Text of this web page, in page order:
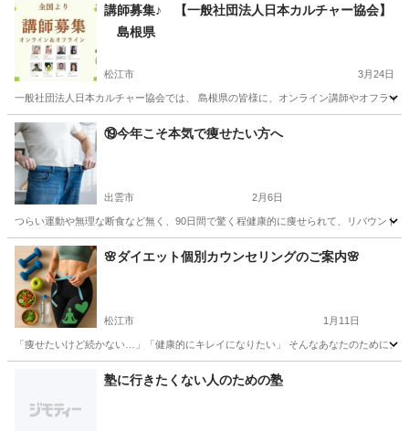
講師募集♪ 【一般社団法人日本カルチャー協会】
島根県
松江市 3月24日
一般社団法人日本カルチャー協会では、 島根県の皆様に、オンライン講師やオフラ
島根 松江市 その他 島根 出雲市 その他
⑲今年こそ本気で痩せたい方へ
出雲市 2月6日
つらい運動や無理な断食など無く、90日間で驚く程健康的に痩せられて、リバウンド
島根 出雲市 その他
🌸ダイエット個別カウンセリングのご案内🌸
松江市 1月11日
「痩せたいけど続かない…」「健康的にキレイになりたい」 そんなあなたのために、
その他 オンライン
塾に行きたくない人のための塾